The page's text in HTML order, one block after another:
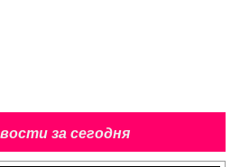
за сегодня